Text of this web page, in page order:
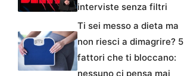
interviste senza filtri
Ti sei messo a dieta ma
non riesci a dimagrire? 5
fattori che ti bloccano:
nessuno ci pensa mai